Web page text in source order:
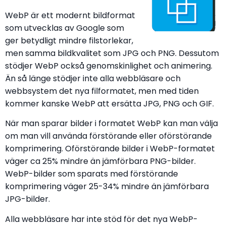
WebP är ett modernt bildformat
som utvecklas av Google som
ger betydligt mindre filstorlekar,
men samma bildkvalitet som JPG och PNG. Dessutom
stödjer WebP också genomskinlighet och animering.
Än så länge stödjer inte alla webbläsare och
webbsystem det nya filformatet, men med tiden
kommer kanske WebP att ersätta JPG, PNG och GIF.
När man sparar bilder i formatet WebP kan man välja
om man vill använda förstörande eller oförstörande
komprimering. Oförstörande bilder i WebP-formatet
väger ca 25% mindre än jämförbara PNG-bilder.
WebP-bilder som sparats med förstörande
komprimering väger 25-34% mindre än jämförbara
JPG-bilder.
Alla webbläsare har inte stöd för det nya WebP-